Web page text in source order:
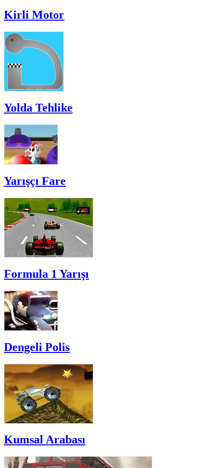
Kirli Motor
Yolda Tehlike
Yarışçı Fare
Formula 1 Yarışı
Dengeli Polis
Kumsal Arabası